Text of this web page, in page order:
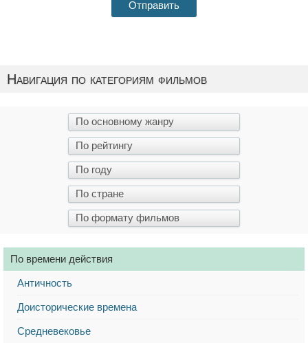
Навигация по категориям фильмов
По времени действия
Античность
Доисторические времена
Средневековье